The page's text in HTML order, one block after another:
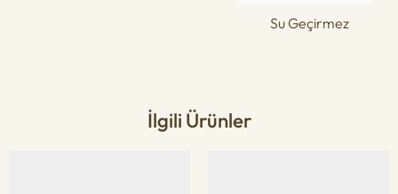
Su Geçirmez
İlgili Ürünler